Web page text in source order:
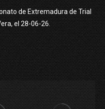
de Extremadura de Trial
el 28-06-26.